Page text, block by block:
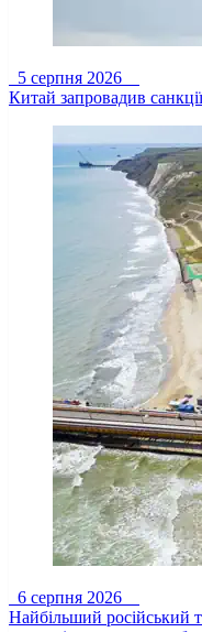
5 серпня 2026
Китай запровадив
6 серпня 2026
Найбільший російський